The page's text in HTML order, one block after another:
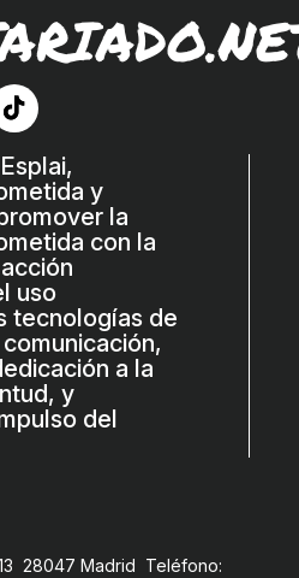
y
la
con la
uso
tecnologías de
a la
y
del
13 28047 Madrid Teléfono: